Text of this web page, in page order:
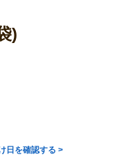
)
日を確認する >